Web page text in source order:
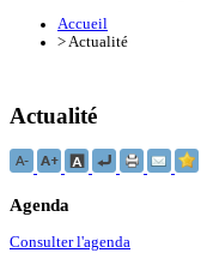
Accueil
> Actualité
Actualité
Agenda
Consulter l'agenda